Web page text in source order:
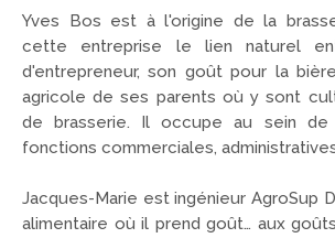
Yves Bos est à l'origine de la
cette entreprise le lien naturel
d'entrepreneur, son goût pour la
agricole de ses parents où y sont
de brasserie. Il occupe au sein de
fonctions commerciales,
Jacques-Marie est ingénieur AgroSup
alimentaire où il prend goût… aux